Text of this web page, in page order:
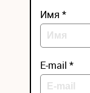
Имя *
E-mail *